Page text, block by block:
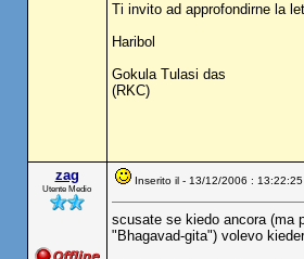
Ti invito ad approfondirne la
Haribol
Gokula Tulasi das
(RKC)
zag
Utente Medio
Inserito il - 13/12/2006 : 13:22:25
scusate se kiedo ancora (ma
"Bhagavad-gita") volevo